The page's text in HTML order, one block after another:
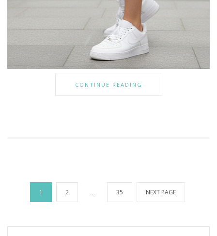
CONTINUE READING
Stronicowanie
wpisów
1 2 … 35 NEXT PAGE